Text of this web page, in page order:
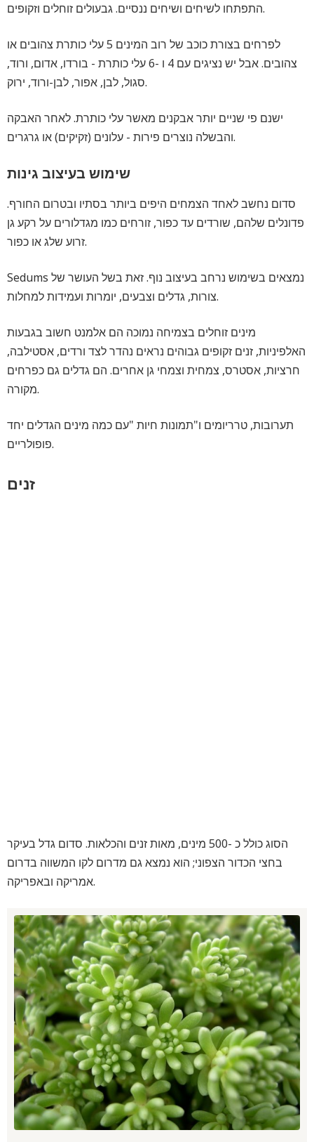
התפתחו לשיחים ושיחים ננסיים. גבעולים זוחלים וזקופים.
לפרחים בצורת כוכב של רוב המינים 5 עלי כותרת צהובים או
צהובים. אבל יש נציגים עם 4 ו -6 עלי כותרת - בורדו, אדום, ורוד,
סגול, לבן, אפור, לבן-ורוד, ירוק.
ישנם פי שניים יותר אבקנים מאשר עלי כותרת. לאחר האבקה
והבשלה נוצרים פירות - עלונים (זקיקים) או גרגרים.
שימוש בעיצוב גינות
סדום נחשב לאחד הצמחים היפים ביותר בסתיו ובטרום החורף.
פדונלים שלהם, שורדים עד כפור, זורחים כמו מגדלורים על רקע גן
זרוע שלג או כפור.
Sedums נמצאים בשימוש נרחב בעיצוב נוף. זאת בשל העושר של
צורות, גדלים וצבעים, יומרות ועמידות למחלות.
מינים זוחלים בצמיחה נמוכה הם אלמנט חשוב בגבעות
האלפיניות, זנים זקופים גבוהים נראים נהדר לצד ורדים, אסטילבה,
חרציות, אסטרס, צמחית וצמחי גן אחרים. הם גדלים גם כפרחים
מקורה.
תערובות, טרריומים ו"תמונות חיות "עם כמה מינים הגדלים יחד
פופולריים.
זנים
הסוג כולל כ -500 מינים, מאות זנים והכלאות. סדום גדל בעיקר
בחצי הכדור הצפוני; הוא נמצא גם מדרום לקו המשווה בדרום
אמריקה ובאפריקה.